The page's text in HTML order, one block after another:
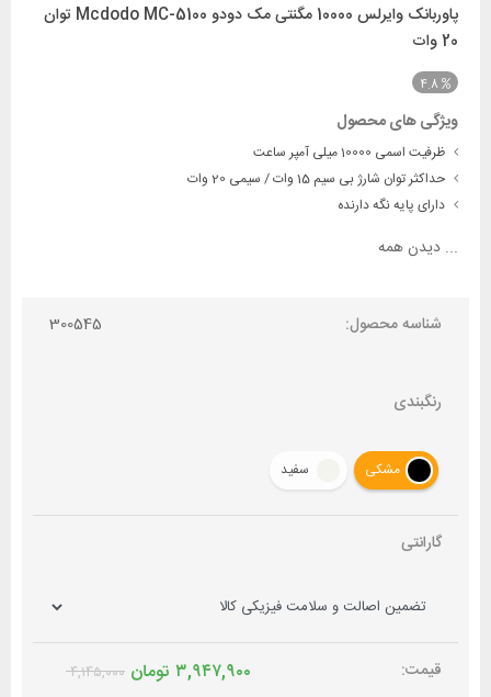
پاوربانک وایرلس 10000 مگنتی مک دودو Mcdodo MC-5100 توان
20 وات
4.8
ویژگی های محصول
ظرفیت اسمی 10000 میلی آمپر ساعت
حداکثر توان شارژ بی سیم 15 وات / سیمی 20 وات
دارای پایه نگه دارنده
... دیدن همه
شناسه محصول: 300545
رنگبندی
مشکی سفید
گارانتی
۴,۱۴۵,۰۰۰ تومان ۳,۹۴۷,۹۰۰